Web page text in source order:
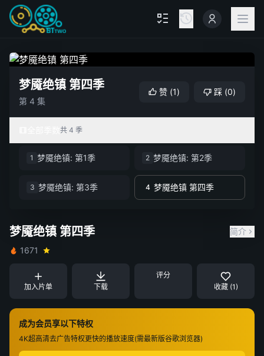
梦魇绝镇 第四季
第 4 集
赞 (1) 踩 (0)
共 4 季
1 梦魇绝镇: 第1季 2 梦魇绝镇: 第2季
3 梦魇绝镇: 第3季 4 梦魇绝镇 第四季
梦魇绝镇 第四季
简介
1671
加入片单 下载
评分
收藏 (1)
成为会员享以下特权
4K超高清去广告特权更快的播放速度(需最新版谷歌浏览器)